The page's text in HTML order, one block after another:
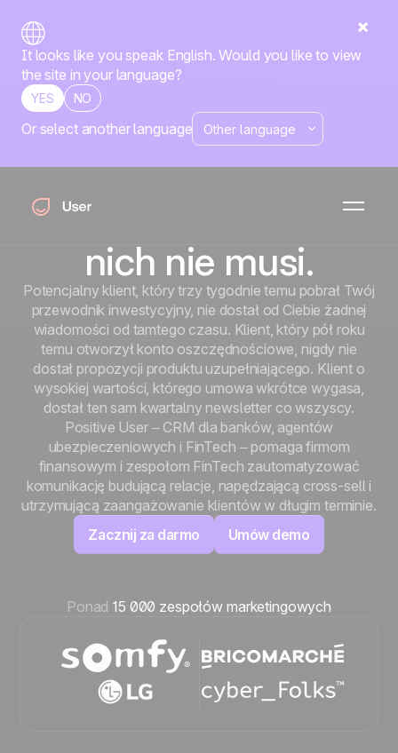
It looks like you speak English. Would you like to view
the site in your language?
YES NO
Or select another language
Produkty finansowe
są skomplikowane.
Komunikacja wokół
nich nie musi.
Potencjalny klient, który trzy tygodnie temu pobrał Twój
przewodnik inwestycyjny, nie dostał od Ciebie żadnej
wiadomości od tamtego czasu. Klient, który pół roku
temu otworzył konto oszczędnościowe, nigdy nie
dostał propozycji produktu uzupełniającego. Klient o
wysokiej wartości, którego umowa wkrótce wygasa,
dostał ten sam kwartalny newsletter co wszyscy.
Positive User – CRM dla banków, agentów
ubezpieczeniowych i FinTech – pomaga firmom
finansowym i zespołom FinTech zautomatyzować
komunikację budującą relacje, napędzającą cross-sell i
utrzymującą zaangażowanie klientów w długim terminie.
Zacznij za darmo
Umów demo
Ponad 15 000 zespołów marketingowych